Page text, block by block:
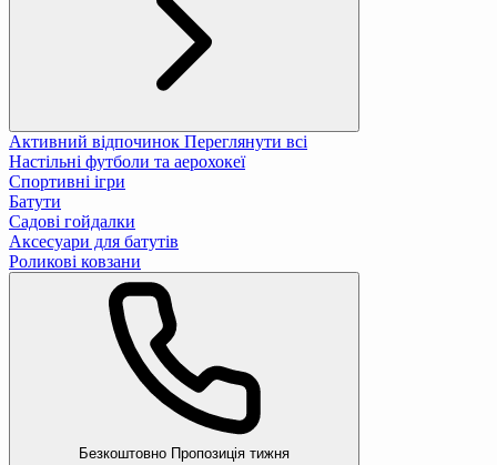
Активний відпочинок Переглянути всі
Настільні футболи та аерохокеї
Спортивні ігри
Батути
Садові гойдалки
Аксесуари для батутів
Роликові ковзани
Безкоштовно Пропозиція тижня